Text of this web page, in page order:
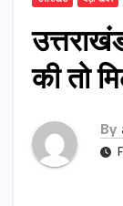
की तो
By